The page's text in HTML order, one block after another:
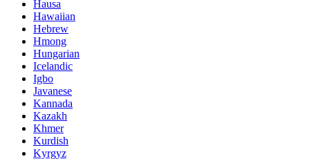
Hausa
Hawaiian
Hebrew
Hmong
Hungarian
Icelandic
Igbo
Javanese
Kannada
Kazakh
Khmer
Kurdish
Kyrgyz